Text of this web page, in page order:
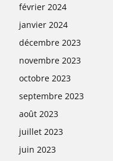
février 2024
janvier 2024
décembre 2023
novembre 2023
octobre 2023
septembre 2023
août 2023
juillet 2023
juin 2023